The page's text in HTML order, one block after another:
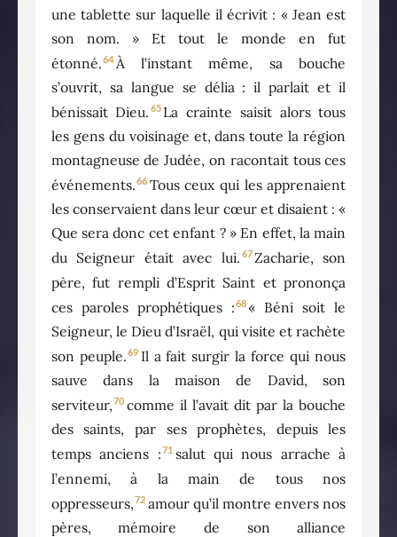
une tablette sur laquelle il écrivit : « Jean est
son nom. » Et tout le monde en fut
étonné.64 À l’instant même, sa bouche
s’ouvrit, sa langue se délia : il parlait et il
bénissait Dieu. 65 La crainte saisit alors tous
les gens du voisinage et, dans toute la région
montagneuse de Judée, on racontait tous ces
événements.66 Tous ceux qui les apprenaient
les conservaient dans leur cœur et disaient : «
Que sera donc cet enfant ? » En effet, la main
du Seigneur était avec lui. 67Zacharie, son
père, fut rempli d’Esprit Saint et prononça
ces paroles prophétiques :68« Béni soit le
Seigneur, le Dieu d’Israël, qui visite et rachète
son peuple.69 Il a fait surgir la force qui nous
sauve dans la maison de David, son
serviteur,70 comme il l’avait dit par la bouche
des saints, par ses prophètes, depuis les
temps anciens :71 salut qui nous arrache à
l’ennemi, à la main de tous nos
oppresseurs,72 amour qu’il montre envers nos
pères, mémoire de son alliance